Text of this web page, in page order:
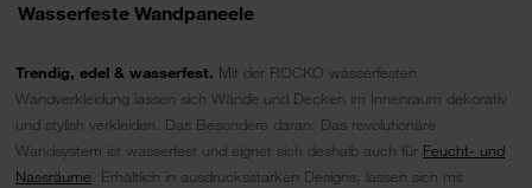
Wasserfeste Wandpaneele
Trendig, edel & wasserfest. Mit der ROCKO wasserfesten
Wandverkleidung lassen sich Wände und Decken im Innenraum dekorativ
und stylish verkleiden. Das Besondere daran: Das revolutionäre
Wandsystem ist wasserfest und eignet sich deshalb auch für Feucht- und
Nassräume . Erhältlich in ausdrucksstarken Designs, lassen sich mit